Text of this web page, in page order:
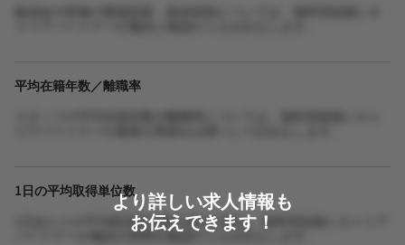
平均在籍年数／離職率
1日の平均取得単位数
1日あたりの平均取得単位数や担当人数は、無料登録後にキャリア
パートナーが施設の実態を確認のうえお伝えします。
より詳しい求人情報も
お伝えできます！